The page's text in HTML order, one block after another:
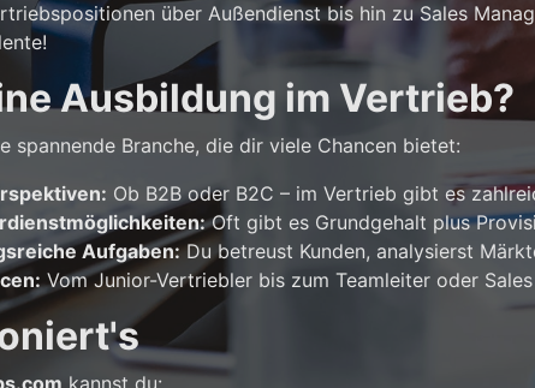
über Außendienst bis hin zu Sales
Ausbildung im Vertrieb?
spannende Branche, die dir viele Chancen bietet:
Ob B2B oder B2C – im Vertrieb gibt es
Oft gibt es Grundgehalt plus
Aufgaben:Du betreust Kunden, analysierst
Vom Junior-Vertriebler bis zum Teamleiter oder